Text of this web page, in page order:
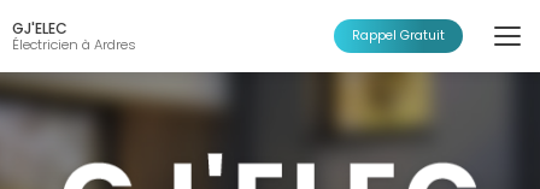
au
contenu
principal
GJ'ELEC
Électricien à Ardres Rappel Gratuit